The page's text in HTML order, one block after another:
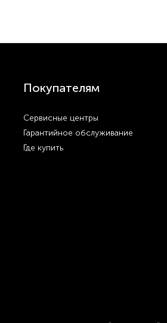
Покупателям
Сервисные центры
Гарантийное обслуживание
Где купить